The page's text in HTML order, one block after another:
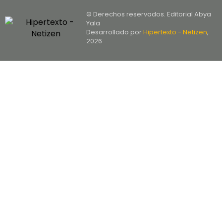
© Derechos reservados. Editorial Abya
Yala
Desarrollado porHipertexto - Netizen,
2026